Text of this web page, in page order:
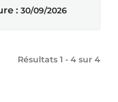
: 30/09/2026
Résultats 1 - 4 sur 4